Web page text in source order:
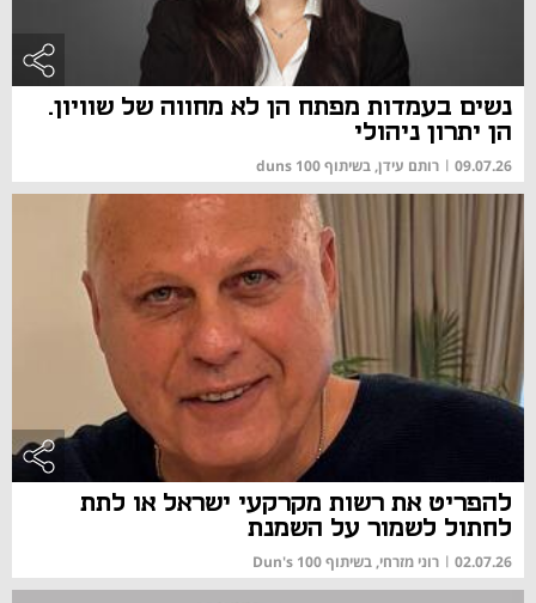
נשים בעמדות מפתח הן לא מחווה של שוויון.
הן יתרון ניהולי
09.07.26
| רותם עידן, בשיתוף duns 100
להפריט את רשות מקרקעי ישראל או לתת
לחתול לשמור על השמנת
02.07.26
| רוני מזרחי, בשיתוף Dun's 100